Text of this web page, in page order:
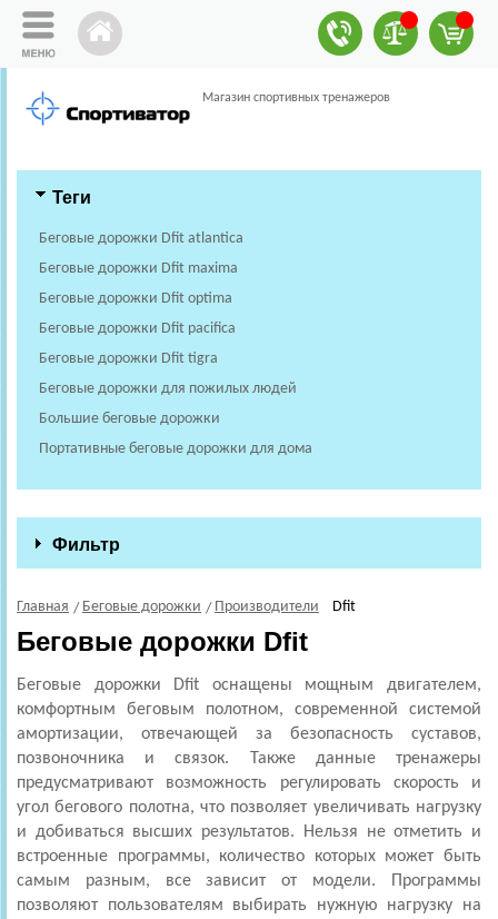
Магазин спортивных тренажеров
Теги
Беговые дорожки Dfit atlantica
Беговые дорожки Dfit maxima
Беговые дорожки Dfit optima
Беговые дорожки Dfit pacifica
Беговые дорожки Dfit tigra
Беговые дорожки для пожилых людей
Большие беговые дорожки
Портативные беговые дорожки для дома
Фильтр
Главная Беговые дорожки Производители Dfit
Беговые дорожки Dfit
Беговые дорожки Dfit оснащены мощным двигателем,
комфортным беговым полотном, современной системой
амортизации, отвечающей за безопасность суставов,
позвоночника и связок. Также данные тренажеры
предусматривают возможность регулировать скорость и
угол бегового полотна, что позволяет увеличивать нагрузку
и добиваться высших результатов. Нельзя не отметить и
встроенные программы, количество которых может быть
самым разным, все зависит от модели. Программы
позволяют пользователям выбирать нужную нагрузку на